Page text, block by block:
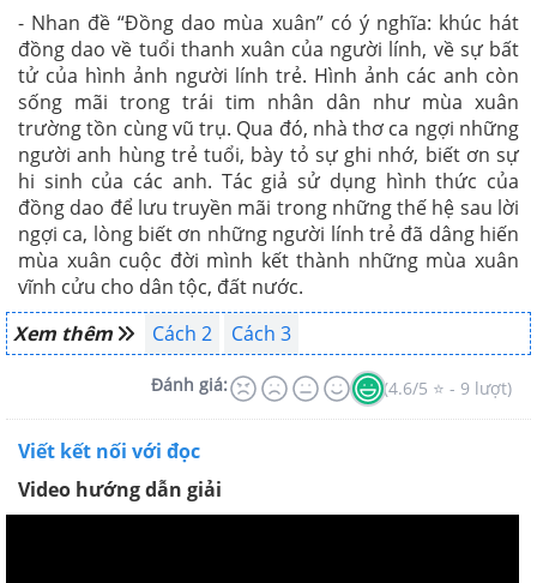
- Nhan đề “Đồng dao mùa xuân” có ý nghĩa: khúc hát
đồng dao về tuổi thanh xuân của người lính, về sự bất
tử của hình ảnh người lính trẻ. Hình ảnh các anh còn
sống mãi trong trái tim nhân dân như mùa xuân
trường tồn cùng vũ trụ. Qua đó, nhà thơ ca ngợi những
người anh hùng trẻ tuổi, bày tỏ sự ghi nhớ, biết ơn sự
hi sinh của các anh. Tác giả sử dụng hình thức của
đồng dao để lưu truyền mãi trong những thế hệ sau lời
ngợi ca, lòng biết ơn những người lính trẻ đã dâng hiến
mùa xuân cuộc đời mình kết thành những mùa xuân
vĩnh cửu cho dân tộc, đất nước.
Xem thêm
Cách 2 Cách 3
Đánh giá: (4.6/5 ⭐ - 9 lượt)
Viết kết nối với đọc
Video hướng dẫn giải